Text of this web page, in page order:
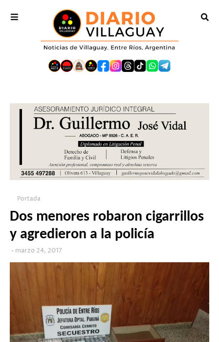
Portada
Dos menores robaron cigarrillos
y agredieron a la policía
marzo 24, 2017